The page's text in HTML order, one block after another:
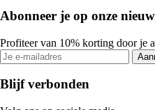
Abonneer je op onze
Profiteer van 10% korting door je
Blijf verbonden